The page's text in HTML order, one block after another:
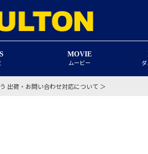
MOVIE
ムービー
出荷・お問い合わせ対応について ＞